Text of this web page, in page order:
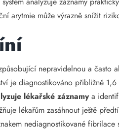
arytmie může výrazně snížit
nepravidelnou a často
je diagnostikováno přibližně
lékařské záznamya
lékařům zasáhnout ještě
nediagnostikované